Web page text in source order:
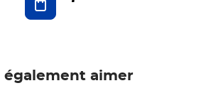
également aimer